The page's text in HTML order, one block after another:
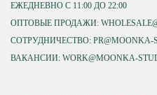
ЕЖЕДНЕВНО С 11:00 ДО 22:00
ОПТОВЫЕ ПРОДАЖИ:
СОТРУДНИЧЕСТВО: PR@MOONKA-
ВАКАНСИИ: WORK@MOONKA-